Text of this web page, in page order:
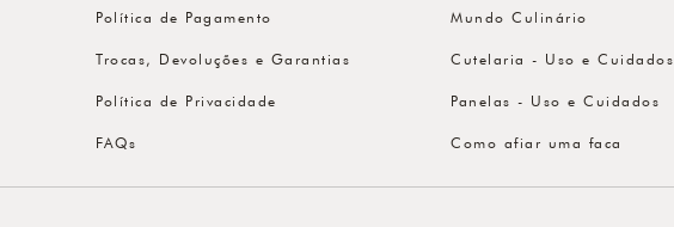
Política de Pagamento
Trocas, Devoluções e Garantias
Política de Privacidade
FAQs
Mundo Culinário
Cutelaria - Uso e Cuidados
Panelas - Uso e Cuidados
Como afiar uma faca